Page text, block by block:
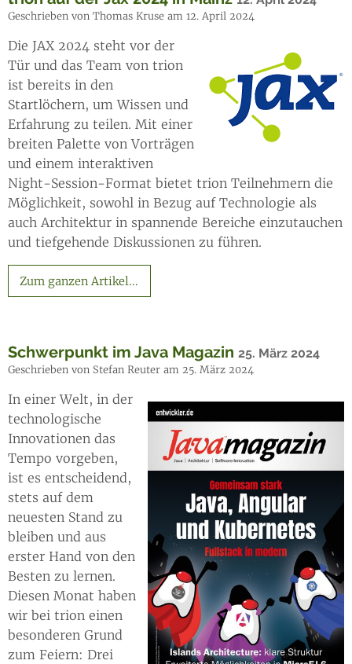
Geschrieben von Thomas Kruse am 12. April 2024
Die JAX 2024 steht vor der
Tür und das Team von trion
ist bereits in den
Startlöchern, um Wissen und
Erfahrung zu teilen. Mit einer
breiten Palette von Vorträgen
und einem interaktiven
Night-Session-Format bietet trion Teilnehmern die
Möglichkeit, sowohl in Bezug auf Technologie als
auch Architektur in spannende Bereiche einzutauchen
und tiefgehende Diskussionen zu führen.
Zum ganzen Artikel...
Schwerpunkt im Java Magazin 25. März 2024
Geschrieben von Stefan Reuter am 25. März 2024
In einer Welt, in der
technologische
Innovationen das
Tempo vorgeben,
ist es entscheidend,
stets auf dem
neuesten Stand zu
bleiben und aus
erster Hand von den
Besten zu lernen.
Diesen Monat haben
wir bei trion einen
besonderen Grund
zum Feiern: Drei